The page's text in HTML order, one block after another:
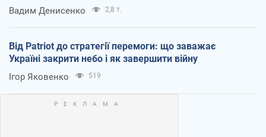
Вадим Денисенко 2,8 т.
Від Patriot до стратегії перемоги: що заважає
Україні закрити небо і як завершити війну
Ігор Яковенко 519